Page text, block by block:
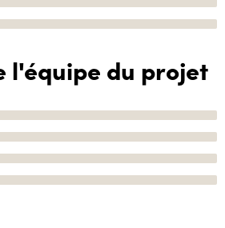
l'équipe du projet